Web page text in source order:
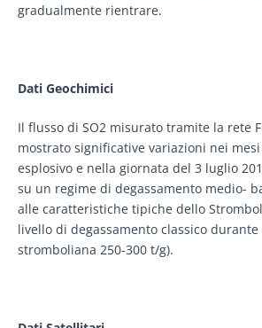
gradualmente rientrare.
Dati Geochimici
Il flusso di SO2 misurato tramite la rete
mostrato significative variazioni nei
esplosivo e nella giornata del 3 luglio
su un regime di degassamento medio-
alle caratteristiche tipiche dello
livello di degassamento classico
stromboliana 250-300 t/g).